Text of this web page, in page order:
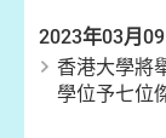
2023年03月09
香港大學將
學位予七位